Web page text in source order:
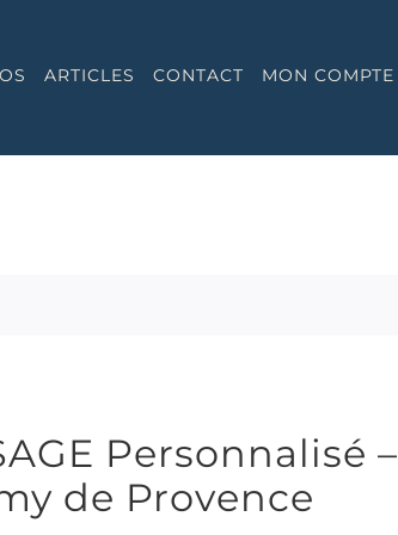
ARTICLES CONTACT MON COMPTE
Personnalisé –
de Provence